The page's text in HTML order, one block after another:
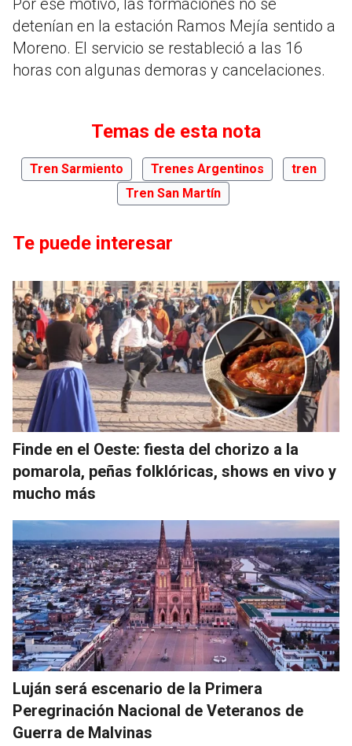
Por ese motivo, las formaciones no se
detenían en la estación Ramos Mejía sentido a
Moreno. El servicio se restableció a las 16
horas con algunas demoras y cancelaciones.
Temas de esta nota
Tren Sarmiento Trenes Argentinos
tren
Tren San Martín
Te puede interesar
Finde en el Oeste: fiesta del chorizo a la
pomarola, peñas folklóricas, shows en vivo y
mucho más
Luján será escenario de la Primera
Peregrinación Nacional de Veteranos de
Guerra de Malvinas